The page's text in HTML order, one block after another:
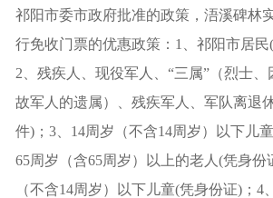
祁阳市委市政府批准的政策，浯溪碑林
行免收门票的优惠政策：1、祁阳市居民
2、残疾人、现役军人、“三属”（烈士
故军人的遗属）、残疾军人、军队离退
件)；3、14周岁（不含14周岁）以下儿
65周岁（含65周岁）以上的老人(凭身份
（不含14周岁）以下儿童(凭身份证)；4